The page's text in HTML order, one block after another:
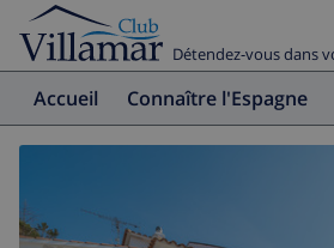
Détendez-vous dans
Accueil Connaître l'Espagne